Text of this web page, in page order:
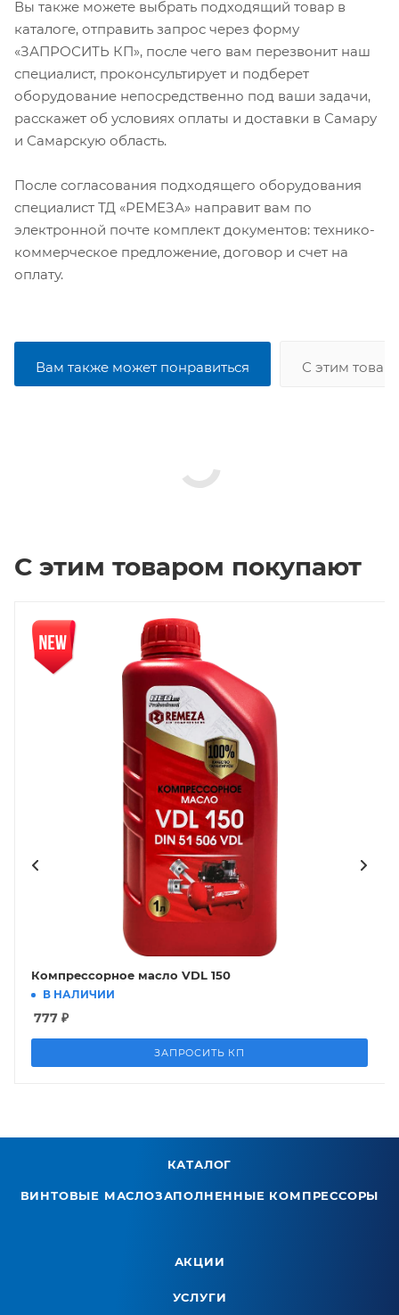
Вы также можете выбрать подходящий товар в
каталоге, отправить запрос через форму
«ЗАПРОСИТЬ КП», после чего вам перезвонит наш
специалист, проконсультирует и подберет
оборудование непосредственно под ваши задачи,
расскажет об условиях оплаты и доставки в Самару
и Самарскую область.
После согласования подходящего оборудования
специалист ТД «РЕМЕЗА» направит вам по
электронной почте комплект документов: технико-
коммерческое предложение, договор и счет на
оплату.
Вам также может понравиться С этим
С этим товаром покупают
Компрессорное масло VDL 150
В НАЛИЧИИ
777 ₽
ЗАПРОСИТЬ КП
Новинка
КАТАЛОГ
ВИНТОВЫЕ МАСЛОЗАПОЛНЕННЫЕ КОМПРЕССОРЫ
АКЦИИ
УСЛУГИ